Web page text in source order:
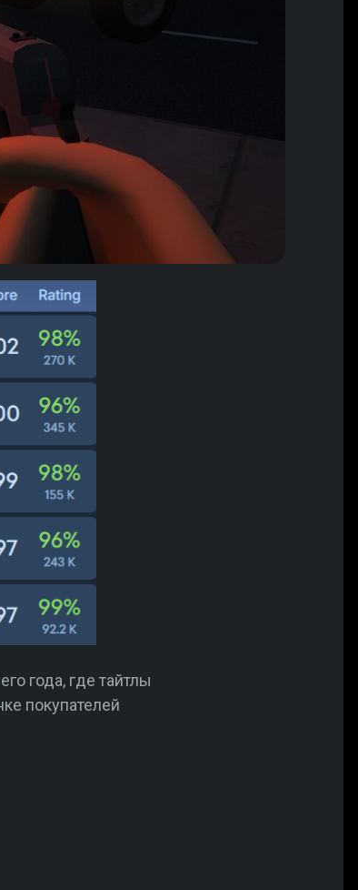
года, где тайтлы
покупателей